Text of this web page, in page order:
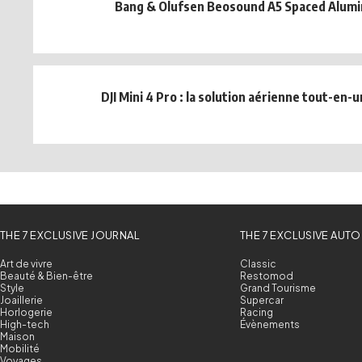
Bang & Olufsen Beosound A5 Spaced
DJI Mini 4 Pro : la solution aérienne tout-en-
THE 7 EXCLUSIVE JOURNAL
Art de vivre
Beauté & Bien-être
Style
Joaillerie
Horlogerie
High-tech
Maison
Mobilité
THE 7 EXCLUSIVE AUTO
Classic
Restomod
Grand Tourisme
Supercar
Racing
Évènements